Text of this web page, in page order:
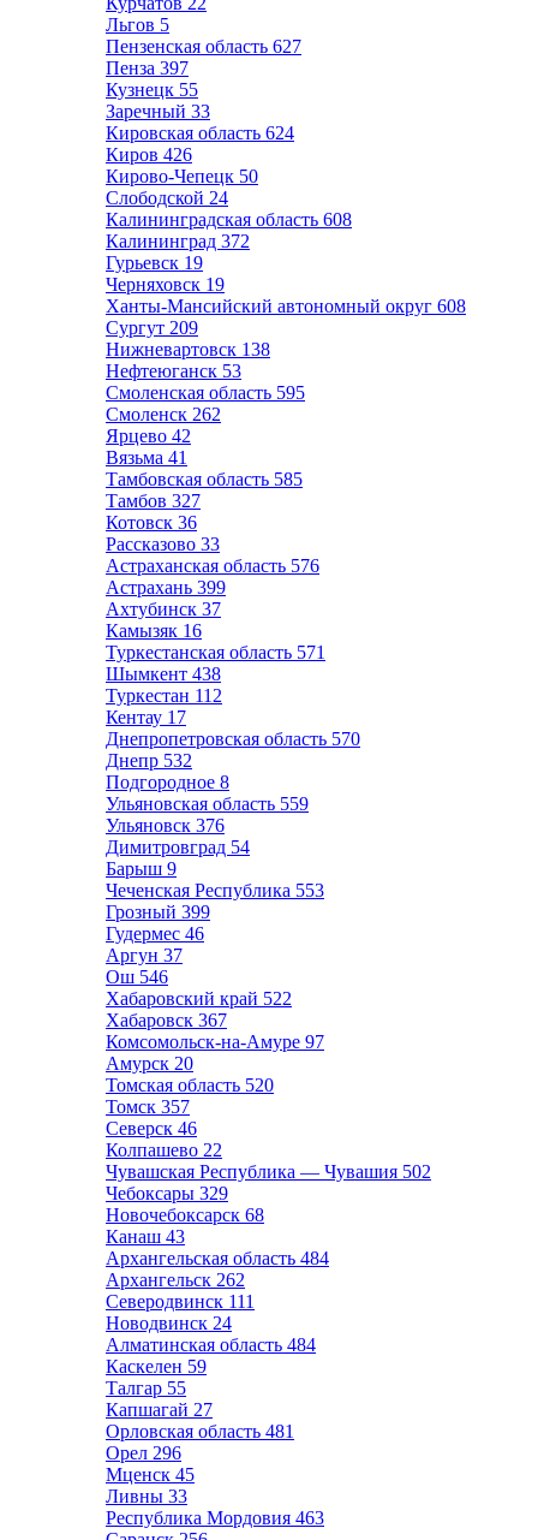
Льгов 5
Пензенская область 627
Пенза 397
Кузнецк 55
Заречный 33
Кировская область 624
Киров 426
Кирово-Чепецк 50
Слободской 24
Калининградская область 608
Калининград 372
Гурьевск 19
Черняховск 19
Ханты-Мансийский автономный округ 608
Сургут 209
Нижневартовск 138
Нефтеюганск 53
Смоленская область 595
Смоленск 262
Ярцево 42
Вязьма 41
Тамбовская область 585
Тамбов 327
Котовск 36
Рассказово 33
Астраханская область 576
Астрахань 399
Ахтубинск 37
Камызяк 16
Туркестанская область 571
Шымкент 438
Туркестан 112
Кентау 17
Днепропетровская область 570
Днепр 532
Подгородное 8
Ульяновская область 559
Ульяновск 376
Димитровград 54
Барыш 9
Чеченская Республика 553
Грозный 399
Гудермес 46
Аргун 37
Ош 546
Хабаровский край 522
Хабаровск 367
Комсомольск-на-Амуре 97
Амурск 20
Томская область 520
Томск 357
Северск 46
Колпашево 22
Чувашская Республика — Чувашия 502
Чебоксары 329
Новочебоксарск 68
Канаш 43
Архангельская область 484
Архангельск 262
Северодвинск 111
Новодвинск 24
Алматинская область 484
Каскелен 59
Талгар 55
Капшагай 27
Орловская область 481
Орел 296
Мценск 45
Ливны 33
Республика Мордовия 463